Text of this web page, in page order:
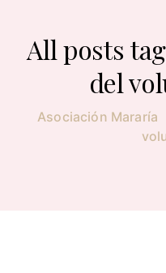
All posts
del
Asociación Mararía